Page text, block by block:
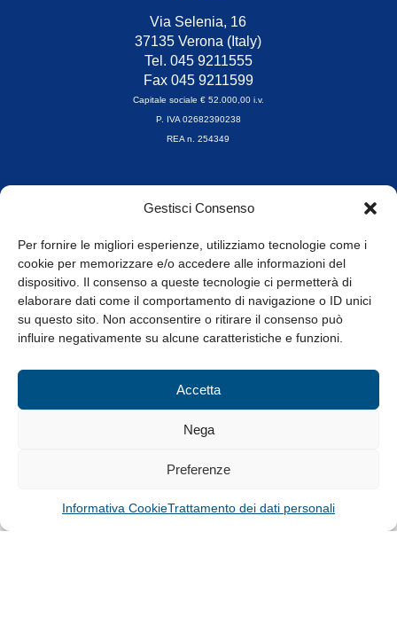
Gestisci Consenso
Per fornire le migliori esperienze, utilizziamo tecnologie come i
cookie per memorizzare e/o accedere alle informazioni del
dispositivo. Il consenso a queste tecnologie ci permetterà di
elaborare dati come il comportamento di navigazione o ID unici
su questo sito. Non acconsentire o ritirare il consenso può
influire negativamente su alcune caratteristiche e funzioni.
Accetta
Nega
Preferenze
Informativa CookieTrattamento dei dati personali
Via Selenia, 16
37135 Verona (Italy)
Tel. 045 9211555
Fax 045 9211599
Capitale sociale € 52.000,00 i.v.
P. IVA 02682390238
REA n. 254349
Orari di apertura
8.30-13.00 / 14.00-17.30
Whistleblowing
© Tutti i diritti riservati
Privacy Policy e Cookie|Informativa Cookie